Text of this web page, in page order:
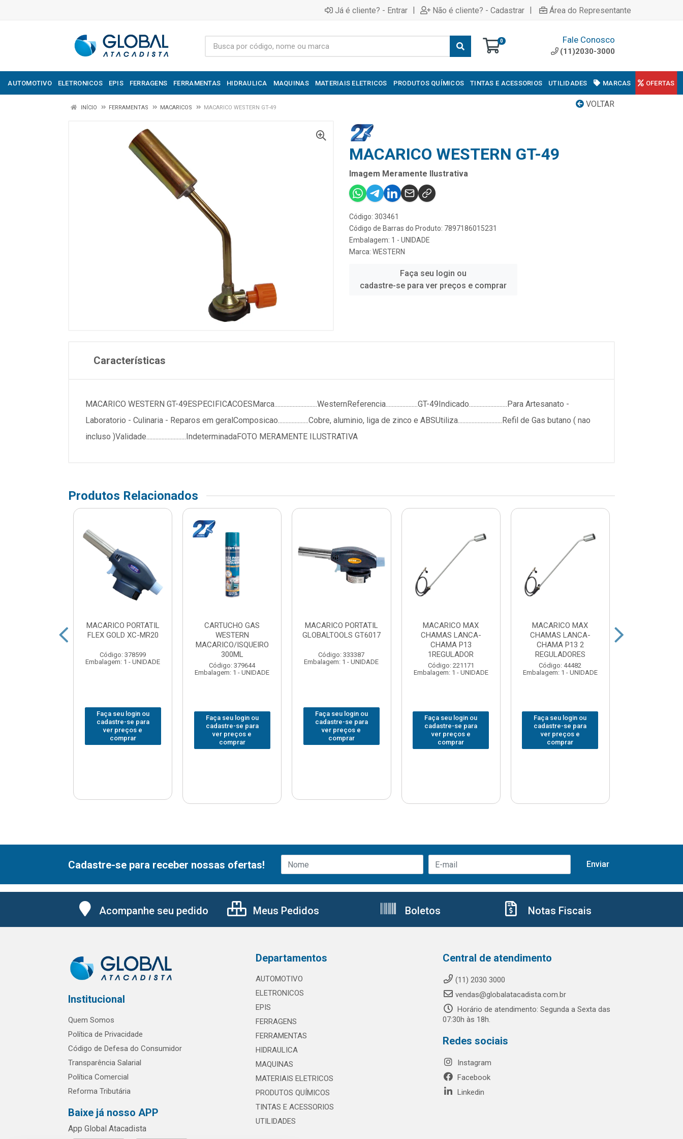
Já é cliente? - Entrar | Não é cliente? - Cadastrar | Área do Representante
0 Fale Conosco
(11)2030-3000
AUTOMOTIVO ELETRONICOS EPIS FERRAGENS FERRAMENTAS HIDRAULICA MAQUINAS MATERIAIS ELETRICOS PRODUTOS QUÍMICOS TINTAS E ACESSORIOS UTILIDADES MARCAS OFERTAS
VOLTAR
INÍCIO FERRAMENTAS MACARICOS MACARICO WESTERN GT-49
MACARICO WESTERN GT-49
Imagem Meramente Ilustrativa
Código: 303461
Código de Barras do Produto: 7897186015231
Embalagem: 1 - UNIDADE
Marca: WESTERN
Faça seu login ou
cadastre-se para ver preços e comprar
Características
MACARICO WESTERN GT-49ESPECIFICACOESMarca............................WesternReferencia.....................GT-49Indicado.........................Para Artesanato -
Laboratorio - Culinaria - Reparos em geralComposicao....................Cobre, aluminio, liga de zinco e ABSUtiliza.............................Refil de Gas butano ( nao
incluso )Validade..........................IndeterminadaFOTO MERAMENTE ILUSTRATIVA
Produtos Relacionados
MACARICO PORTATIL
FLEX GOLD XC-MR20
Código: 378599
Embalagem: 1 - UNIDADE
Faça seu login ou
cadastre-se para
ver preços e
comprar
CARTUCHO GAS
WESTERN
MACARICO/ISQUEIRO
300ML
Código: 379644
Embalagem: 1 - UNIDADE
Faça seu login ou
cadastre-se para
ver preços e
comprar
MACARICO PORTATIL
GLOBALTOOLS GT6017
Código: 333387
Embalagem: 1 - UNIDADE
Faça seu login ou
cadastre-se para
ver preços e
comprar
MACARICO MAX
CHAMAS LANCA-
CHAMA P13
1REGULADOR
Código: 221171
Embalagem: 1 - UNIDADE
Faça seu login ou
cadastre-se para
ver preços e
comprar
MACARICO MAX
CHAMAS LANCA-
CHAMA P13 2
REGULADORES
Código: 44482
Embalagem: 1 - UNIDADE
Faça seu login ou
cadastre-se para
ver preços e
comprar
Cadastre-se para receber nossas ofertas!
Acompanhe seu pedido Meus Pedidos Boletos Notas Fiscais
Institucional
Quem Somos
Política de Privacidade
Código de Defesa do Consumidor
Transparência Salarial
Política Comercial
Reforma Tributária
Baixe já nosso APP
App Global Atacadista
Departamentos
AUTOMOTIVO
ELETRONICOS
EPIS
FERRAGENS
FERRAMENTAS
HIDRAULICA
MAQUINAS
MATERIAIS ELETRICOS
PRODUTOS QUÍMICOS
TINTAS E ACESSORIOS
UTILIDADES
Central de atendimento
(11) 2030 3000
vendas@globalatacadista.com.br
Horário de atendimento: Segunda a Sexta das
07:30h às 18h.
Redes sociais
Instagram
Facebook
Linkedin